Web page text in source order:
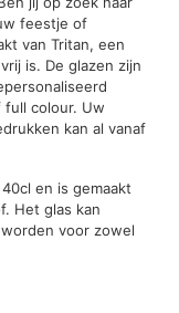
feestje of
van Tritan, een
is. De glazen zijn
colour. Uw
kan al vanaf
en is gemaakt
Het glas kan
voor zowel